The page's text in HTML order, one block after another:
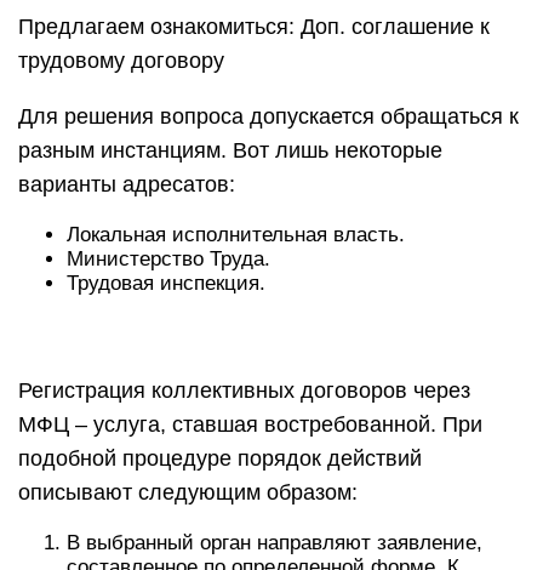
Предлагаем ознакомиться: Доп. соглашение к
трудовому договору
Для решения вопроса допускается обращаться к
разным инстанциям. Вот лишь некоторые
варианты адресатов:
Локальная исполнительная власть.
Министерство Труда.
Трудовая инспекция.
Регистрация коллективных договоров через
МФЦ – услуга, ставшая востребованной. При
подобной процедуре порядок действий
описывают следующим образом:
В выбранный орган направляют заявление,